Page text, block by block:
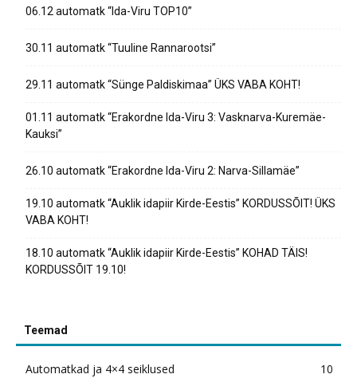
06.12 automatk “Ida-Viru TOP10”
30.11 automatk “Tuuline Rannarootsi”
29.11 automatk “Sünge Paldiskimaa” ÜKS VABA KOHT!
01.11 automatk “Erakordne Ida-Viru 3: Vasknarva-Kuremäe-
Kauksi”
26.10 automatk “Erakordne Ida-Viru 2: Narva-Sillamäe”
19.10 automatk “Auklik idapiir Kirde-Eestis” KORDUSSÕIT! ÜKS
VABA KOHT!
18.10 automatk “Auklik idapiir Kirde-Eestis” KOHAD TÄIS!
KORDUSSÕIT 19.10!
Teemad
Automatkad ja 4×4 seiklused
10